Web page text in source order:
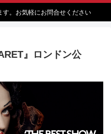
。お気軽にお問合せください
』ロンドン公